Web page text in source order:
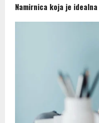
Namirnica koja je